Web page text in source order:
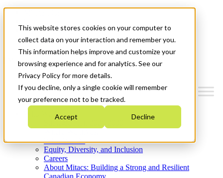
This website stores cookies on your computer to
collect data on your interaction and remember you.
This information helps improve and customize your
browsing experience and for analytics. See our
Privacy Policy for more details.
If you decline, only a single cookie will remember
your preference not to be tracked.
Accept Decline
News & Events
Get Started
Menu
Who We Are
Strategic Plan 2026-2030
What We Do
Equity, Diversity, and Inclusion
Careers
About Mitacs: Building a Strong and Resilient
Canadian Economy